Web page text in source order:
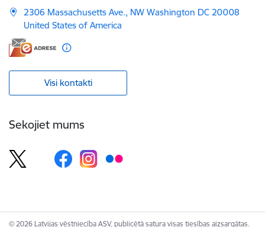
2306 Massachusetts Ave., NW Washington DC 20008
United States of America
Visi kontakti
Sekojiet mums
© 2026 Latvijas vēstniecība ASV, publicētā satura visas tiesības aizsargātas.